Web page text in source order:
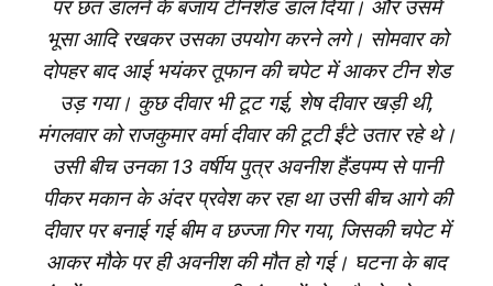
पर छत डालने के बजाय टीनशेड डाल दिया। और उसमें
भूसा आदि रखकर उसका उपयोग करने लगे। सोमवार को
दोपहर बाद आई भयंकर तूफान की चपेट में आकर टीन शेड
उड़ गया। कुछ दीवार भी टूट गई, शेष दीवार खड़ी थी,
मंगलवार को राजकुमार वर्मा दीवार की टूटी ईंटे उतार रहे थे।
उसी बीच उनका 13 वर्षीय पुत्र अवनीश हैंडपम्प से पानी
पीकर मकान के अंदर प्रवेश कर रहा था उसी बीच आगे की
दीवार पर बनाई गई बीम व छज्जा गिर गया, जिसकी चपेट में
आकर मौके पर ही अवनीश की मौत हो गई। घटना के बाद